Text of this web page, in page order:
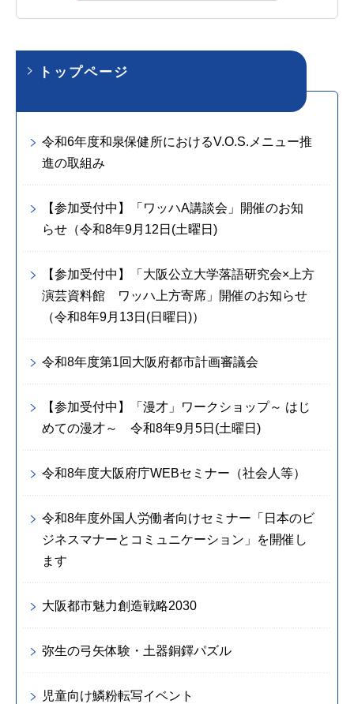
トップページ
令和6年度和泉保健所におけるV.O.S.メニュー推
進の取組み
【参加受付中】「ワッハA講談会」開催のお知
らせ（令和8年9月12日(土曜日)
【参加受付中】「大阪公立大学落語研究会×上方
演芸資料館 ワッハ上方寄席」開催のお知らせ
（令和8年9月13日(日曜日)）
令和8年度第1回大阪府都市計画審議会
【参加受付中】「漫才」ワークショップ～ はじ
めての漫才～ 令和8年9月5日(土曜日)
令和8年度大阪府庁WEBセミナー（社会人等）
令和8年度外国人労働者向けセミナー「日本のビ
ジネスマナーとコミュニケーション」を開催し
ます
大阪都市魅力創造戦略2030
弥生の弓矢体験・土器銅鐸パズル
児童向け鱗粉転写イベント